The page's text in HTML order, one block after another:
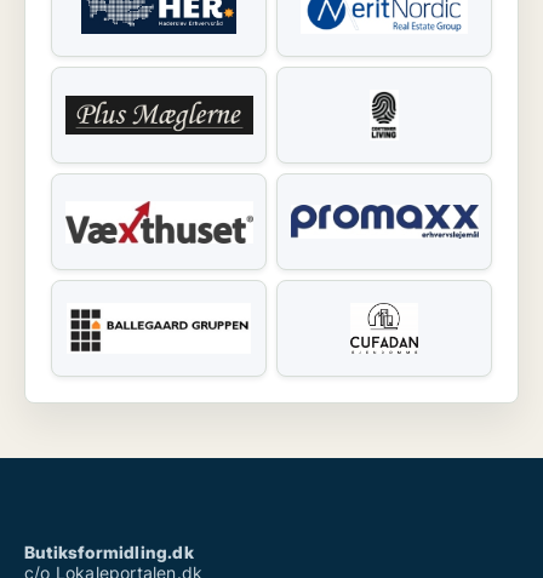
Butiksformidling.dk
c/o Lokaleportalen.dk